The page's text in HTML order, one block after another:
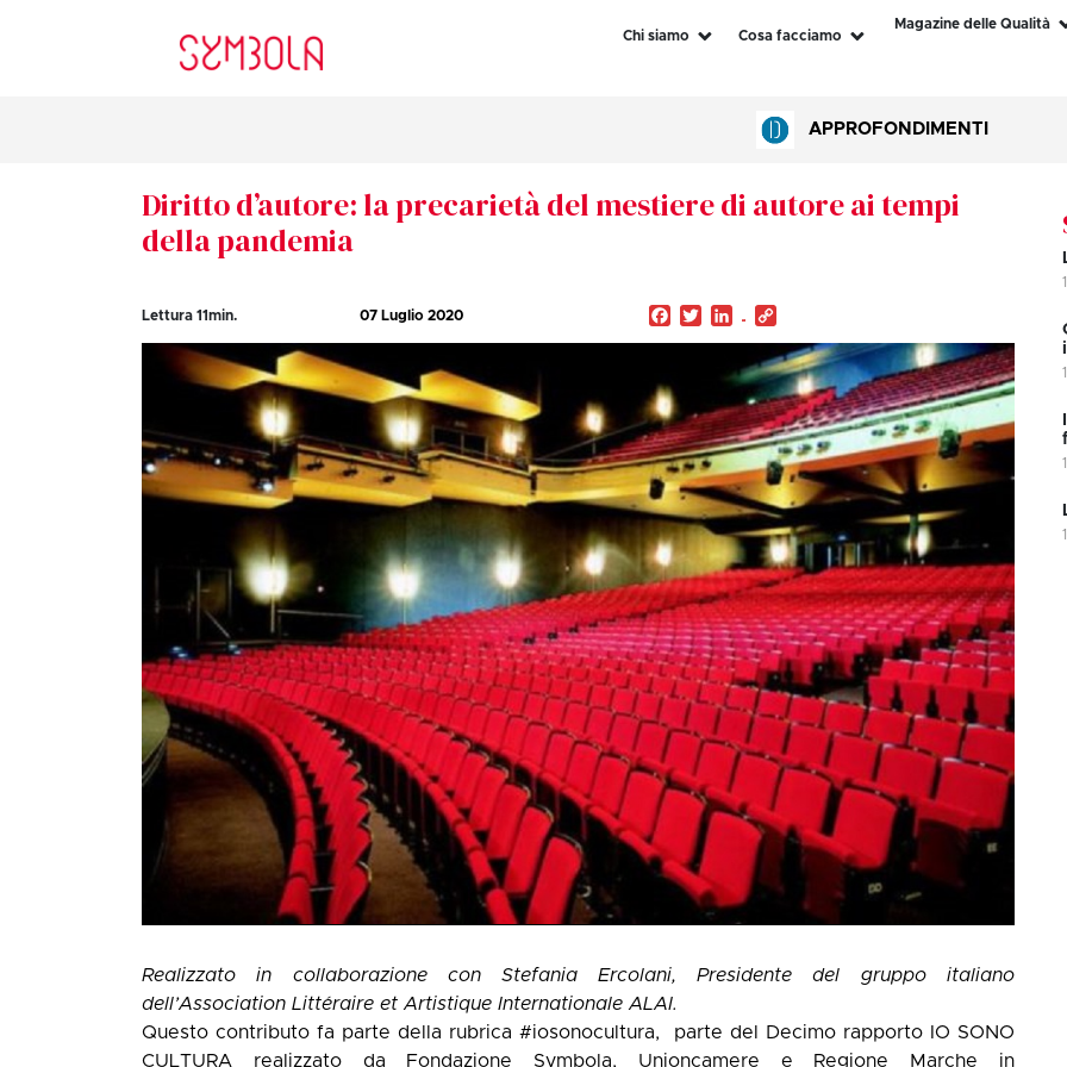
Chi siamo Cosa facciamo
Magazine delle Qualità
APPROFONDIMENTI
Diritto d’autore: la precarietà del mestiere di autore ai tempi
della pandemia
Lettura11min. 07 Luglio 2020 Facebook
TwitterLinkedIn
Realizzato in collaborazione con Stefania Ercolani, Presidente del gruppo italiano
dell’Association Littéraire et Artistique Internationale ALAI.
Questo contributo fa parte della rubrica#iosonocultura, parte del Decimo rapporto
IO SONO
CULTURA realizzato da Fondazione Symbola, Unioncamere e Regione Marche in